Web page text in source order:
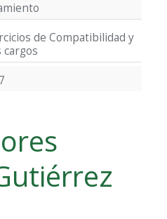
de Compatibilidad y